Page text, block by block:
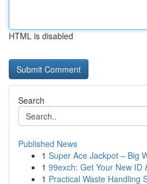
HTML is disabled
Search
Published News
1 Super Ace Jackpot – Big
1 99exch: Get Your New ID
1 Practical Waste Handling